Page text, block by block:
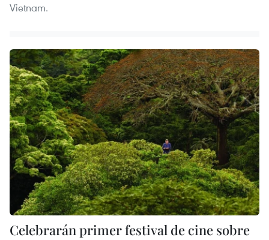
Vietnam.
Celebrarán primer festival de cine sobre